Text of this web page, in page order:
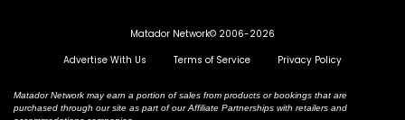
Matador Network© 2006-2026
Advertise With Us
Terms of Service Privacy Policy
Matador Network may earn a portion of sales from products or bookings that are
purchased through our site as part of our Affiliate Partnerships with retailers and